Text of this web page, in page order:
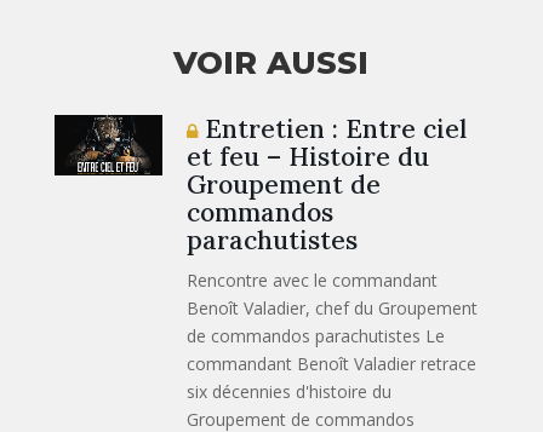
VOIR AUSSI
Entretien : Entre ciel
et feu – Histoire du
Groupement de
commandos
parachutistes
Rencontre avec le commandant
Benoît Valadier, chef du Groupement
de commandos parachutistes Le
commandant Benoît Valadier retrace
six décennies d'histoire du
Groupement de commandos